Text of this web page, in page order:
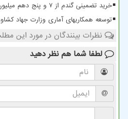
خرید تضمینی گندم از ۷ و پنج دهم میلیون تن گذشت
توسعه همکاریهای آماری وزارت جهاد
نظرات بینندگان در مورد این
لطفا شما هم نظر دهید